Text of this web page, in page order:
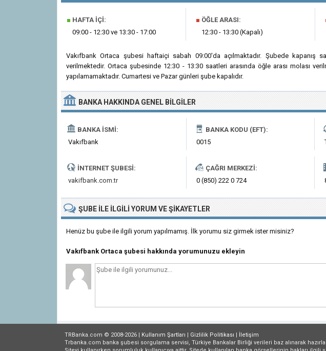
■ HAFTA İÇI:
09:00 - 12:30 ve 13:30 - 17:00
■ ÖĞLE ARASI:
12:30 - 13:30 (Kapalı)
Vakıfbank Ortaca şubesi haftaiçi sabah 09:00'da açılmaktadır. Şubede kapanış
verilmektedir. Ortaca şubesinde 12:30 - 13:30 saatleri arasında öğle arası molası
yapılamamaktadır. Cumartesi ve Pazar günleri şube kapalıdır.
BANKA HAKKINDA GENEL BILGILER
BANKA İSMI:
Vakıfbank
BANKA KODU (EFT):
0015
İNTERNET ŞUBESI:
vakifbank.com.tr
ÇAĞRI MERKEZI:
0 (850) 222 0 724
ŞUBE ILE İLGILIYORUM VE ŞIKAYETLER
Henüz bu şube ile ilgili yorum yapılmamış. İlk yorumu siz girmek ister misiniz?
Vakıfbank Ortaca şubesi hakkında yorumunuzu ekleyin
TRBanka.com © 2008-2026 | Kullanım Şartları | Gizlilik Politikası | İletişim
Trbanka.com banka şubesi sorgulama servisi, Türkiye Bankalar Birliği verileri baz alınarak